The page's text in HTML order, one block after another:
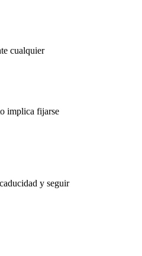
cualquier
implica fijarse
y seguir